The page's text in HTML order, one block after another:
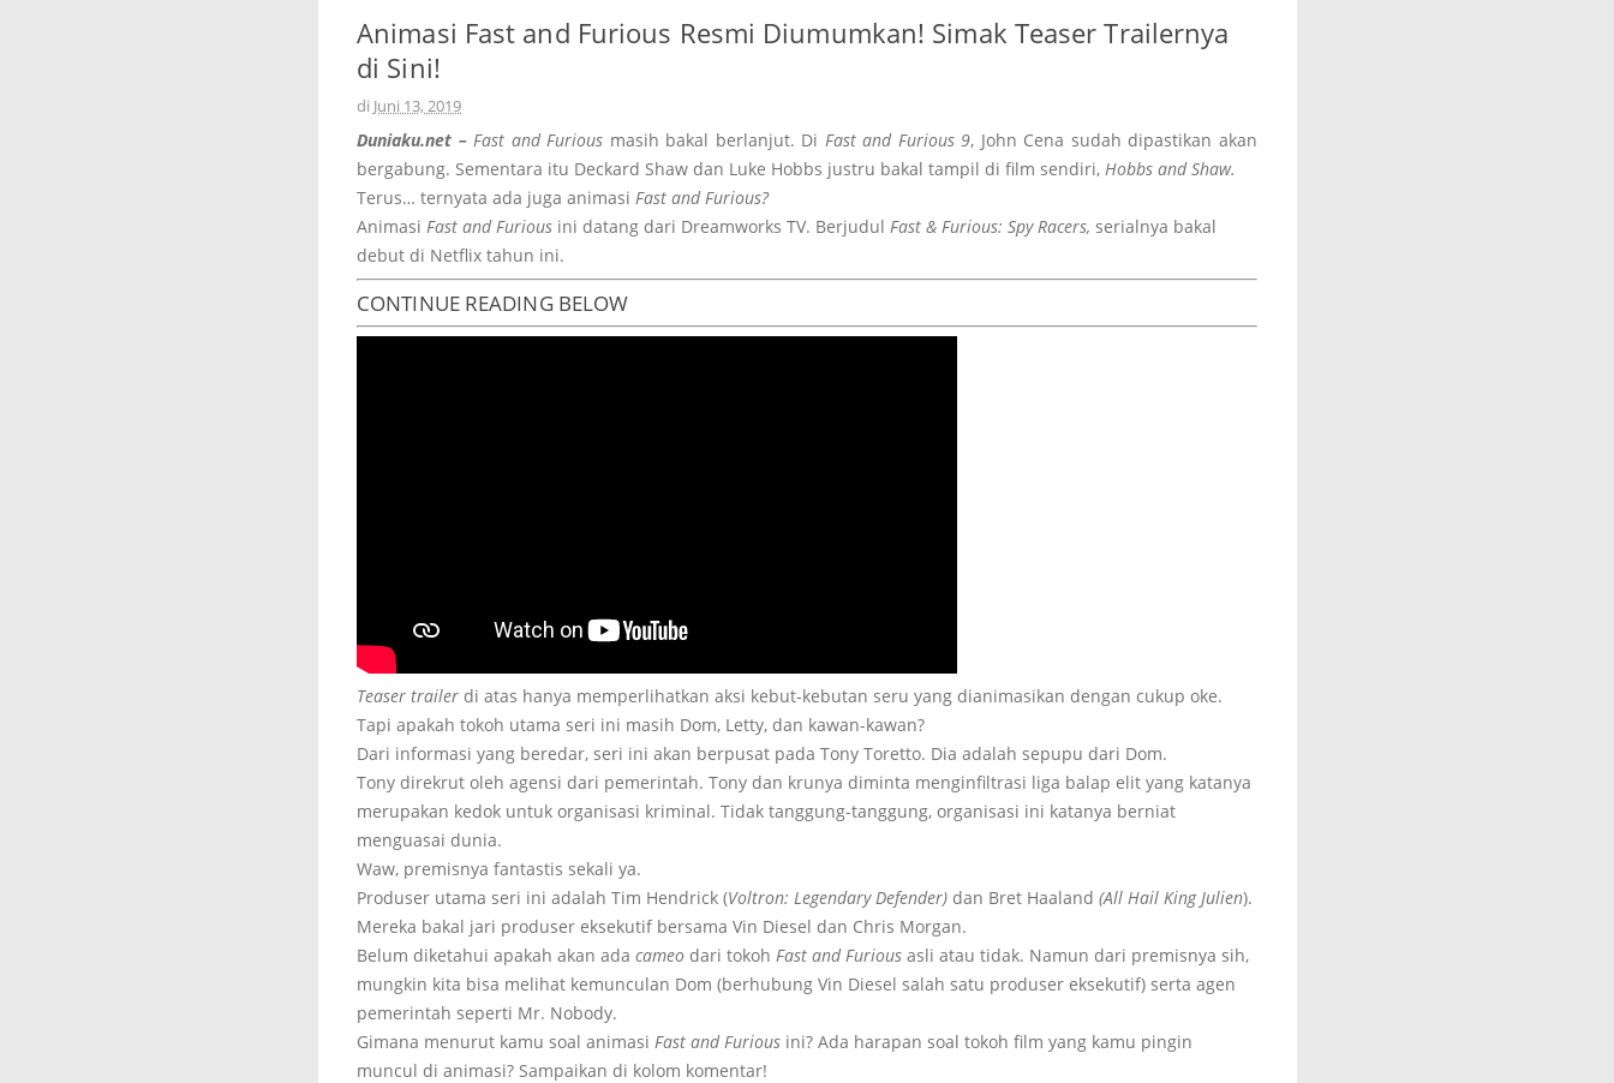
Animasi Fast and Furious Resmi Diumumkan! Simak Teaser Trailernya
di Sini!
di Juni 13, 2019
Duniaku.net –Fast and Furious masih bakal berlanjut. Di Fast and Furious 9, John Cena sudah dipastikan akan
bergabung. Sementara itu Deckard Shaw dan Luke Hobbs justru bakal tampil di film sendiri, Hobbs and Shaw.
Terus… ternyata ada juga animasi Fast and Furious?
Animasi Fast and Furious ini datang dari Dreamworks TV. Berjudul Fast & Furious: Spy Racers, serialnya bakal
debut di Netflix tahun ini.
CONTINUE READING BELOW
Teaser trailer di atas hanya memperlihatkan aksi kebut-kebutan seru yang dianimasikan dengan cukup oke.
Tapi apakah tokoh utama seri ini masih Dom, Letty, dan kawan-kawan?
Dari informasi yang beredar, seri ini akan berpusat pada Tony Toretto. Dia adalah sepupu dari Dom.
Tony direkrut oleh agensi dari pemerintah. Tony dan krunya diminta menginfiltrasi liga balap elit yang katanya
merupakan kedok untuk organisasi kriminal. Tidak tanggung-tanggung, organisasi ini katanya berniat
menguasai dunia.
Waw, premisnya fantastis sekali ya.
Produser utama seri ini adalah Tim Hendrick (Voltron: Legendary Defender) dan Bret Haaland (All Hail King Julien).
Mereka bakal jari produser eksekutif bersama Vin Diesel dan Chris Morgan.
Belum diketahui apakah akan ada cameo dari tokoh Fast and Furious asli atau tidak. Namun dari premisnya sih,
mungkin kita bisa melihat kemunculan Dom (berhubung Vin Diesel salah satu produser eksekutif) serta agen
pemerintah seperti Mr. Nobody.
Gimana menurut kamu soal animasi Fast and Furious ini? Ada harapan soal tokoh film yang kamu pingin
muncul di animasi? Sampaikan di kolom komentar!